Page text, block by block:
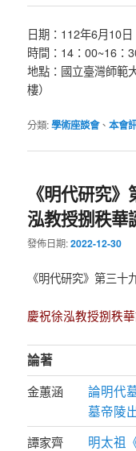
日期：112年6月10日
時間：14：00~16：
地點：國立臺灣師範
樓）
分類:學術座談會、本會
《明代研究
泓教授捌秩華
發佈日期:2022-12-30
《明代研究》第三十
慶祝徐泓教授捌秩
論著
金蕙涵
論明代
墓帝陵
譚家齊
明太祖